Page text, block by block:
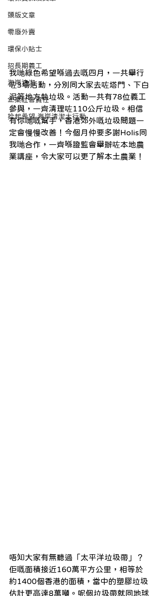
頭版文章
零廢外賣
環保小貼士
招長期義工
海岸清潔
企業社會責任
拾起希望 海岸清潔大行動
我哋綠色希望喺過去嘅四月，一共舉行
咗3場活動，分別同大家去咗塔門、下白
泥等地方執垃圾。活動一共有78位義工
參與，一齊清理咗110公斤垃圾。相信
有你哋嘅幫手，香港郊外嘅垃圾問題一
定會慢慢改善！今個月仲要多謝Holis同
我哋合作，一齊喺證監會舉辦咗本地農
業講座，令大家可以更了解本土農業！
唔知大家有無聽過「太平洋垃圾帶」？
佢嘅面積接近160萬平方公里，相等於
約1400個香港的面積，當中的塑膠垃圾
估計更高達8萬噸。呢個垃圾帶就同地球